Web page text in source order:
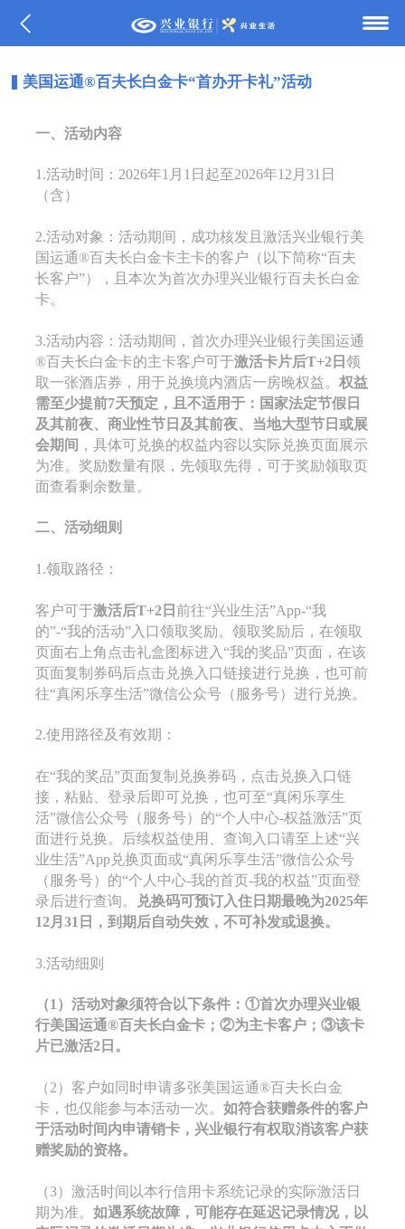
美国运通®百夫长白金卡“首办开卡礼”活动
一、活动内容
1.活动时间：2026年1月1日起至2026年12月31日
（含）
2.活动对象：活动期间，成功核发且激活兴业银行美
国运通®百夫长白金卡主卡的客户（以下简称“百夫
长客户”），且本次为首次办理兴业银行百夫长白金
卡。
3.活动内容：活动期间，首次办理兴业银行美国运通
®百夫长白金卡的主卡客户可于激活卡片后T+2日领
取一张酒店券，用于兑换境内酒店一房晚权益。权益
需至少提前7天预定，且不适用于：国家法定节假日
及其前夜、商业性节日及其前夜、当地大型节日或展
会期间 ，具体可兑换的权益内容以实际兑换页面展示
为准。奖励数量有限，先领取先得，可于奖励领取页
面查看剩余数量。
二、活动细则
1.领取路径：
客户可于激活后T+2日前往“兴业生活”App-“我
的”-“我的活动”入口领取奖励。领取奖励后，在领取
页面右上角点击礼盒图标进入“我的奖品”页面，在该
页面复制券码后点击兑换入口链接进行兑换，也可前
往“真闲乐享生活”微信公众号（服务号）进行兑换。
2.使用路径及有效期：
在“我的奖品”页面复制兑换券码，点击兑换入口链
接，粘贴、登录后即可兑换，也可至“真闲乐享生
活”微信公众号（服务号）的“个人中心-权益激活”页
面进行兑换。后续权益使用、查询入口请至上述“兴
业生活”App兑换页面或“真闲乐享生活”微信公众号
（服务号）的“个人中心-我的首页-我的权益”页面登
录后进行查询。
兑换码可预订入住日期最晚为2025年
12月31 日，到期后自动失效，不可补发或退换。
3.活动细则
（1）活动对象须符合以下条件：①首次办理兴业银
行美国运通®百夫长白金卡；②为主卡客户；③该卡
片已激活2日。
（2）客户如同时申请多张美国运通®百夫长白金
卡，也仅能参与本活动一次。如符合获赠条件的客户
于活动时间内申请销卡，兴业银行有权取消该客户获
赠奖励的资格。
（3）激活时间以本行信用卡系统记录的实际激活日
期为准。如遇系统故障，可能存在延迟记录情况，以